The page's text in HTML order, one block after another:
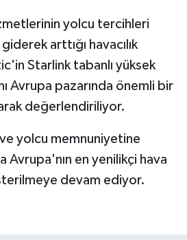
yolcu tercihleri
arttığı havacılık
Starlink tabanlı yüksek
Avrupa pazarında önemli bir
değerlendiriliyor.
yolcu memnuniyetine
Avrupa'nın en yenilikçi hava
devam ediyor.